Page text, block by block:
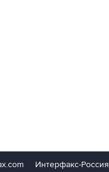
Интерфакс-Россия